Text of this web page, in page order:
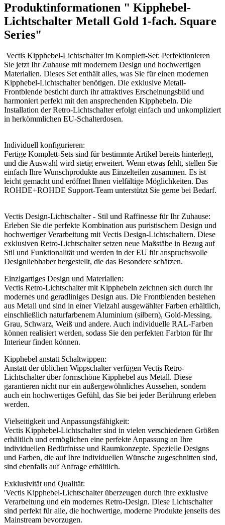
Produktinformationen " Kipphebel-
Lichtschalter Metall Gold 1-fach. Square
Series"
Vectis Kipphebel-Lichtschalter im Komplett-Set: Perfektionieren
Sie jetzt Ihr Zuhause mit modernem Design und hochwertigen
Materialien. Dieses Set enthält alles, was Sie für einen modernen
Kipphebel-Lichtschalter benötigen. Die exklusive Metall-
Frontblende besticht durch ihr attraktives Erscheinungsbild und
harmoniert perfekt mit den ansprechenden Kipphebeln. Die
Installation der Retro-Lichtschalter erfolgt einfach und unkompliziert
in herkömmlichen EU-Schalterdosen.
Individuell konfigurieren:
Fertige Komplett-Sets sind für bestimmte Artikel bereits hinterlegt,
und die Auswahl wird stetig erweitert. Wenn etwas fehlt, stellen Sie
einfach Ihre Wunschprodukte aus Einzelteilen zusammen. Es ist
leicht gemacht und eröffnet Ihnen vielfältige Möglichkeiten. Das
ROHDE+ROHDE Support-Team unterstützt Sie gerne bei Bedarf.
Vectis Design-Lichtschalter - Stil und Raffinesse für Ihr Zuhause:
Erleben Sie die perfekte Kombination aus puristischem Design und
hochwertiger Verarbeitung mit Vectis Design-Lichtschaltern. Diese
exklusiven Retro-Lichtschalter setzen neue Maßstäbe in Bezug auf
Stil und Funktionalität und werden in der EU für anspruchsvolle
Designliebhaber hergestellt, die das Besondere schätzen.
Einzigartiges Design und Materialien:
Vectis Retro-Lichtschalter mit Kipphebeln zeichnen sich durch ihr
modernes und geradliniges Design aus. Die Frontblenden bestehen
aus Metall und sind in einer Vielzahl ausgewählter Farben erhältlich,
einschließlich naturfarbenem Aluminium (silbern), Gold-Messing,
Grau, Schwarz, Weiß und andere. Auch individuelle RAL-Farben
können realisiert werden, sodass Sie den perfekten Farbton für Ihr
Interieur finden können.
Kipphebel anstatt Schaltwippen:
Anstatt der üblichen Wippschalter verfügen Vectis Retro-
Lichtschalter über formschöne Kipphebel aus Metall. Diese
garantieren nicht nur ein außergewöhnliches Aussehen, sondern
auch ein hochwertiges Gefühl, das Sie bei jeder Berührung erleben
werden.
Vielseitigkeit und Anpassungsfähigkeit:
Vectis Kipphebel-Lichtschalter sind in vielen verschiedenen Größen
erhältlich und ermöglichen eine perfekte Anpassung an Ihre
individuellen Bedürfnisse und Raumkonzepte. Spezielle Designs
und Farben, die auf Ihre individuellen Wünsche zugeschnitten sind,
sind ebenfalls auf Anfrage erhältlich.
Exklusivität und Qualität:
'Vectis Kipphebel-Lichtschalter überzeugen durch ihre exklusive
Verarbeitung und ein modernes Retro-Design. Diese Lichtschalter
sind perfekt für alle, die hochwertige, moderne Produkte jenseits des
Mainstream bevorzugen.